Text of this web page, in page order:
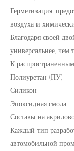
Герметизация:
воздуха и
Благодаря своей
универсальнее,
К
Полиуретан (ПУ)
Силикон
Эпоксидная смола
Составы на
Каждый тип
автомобильной